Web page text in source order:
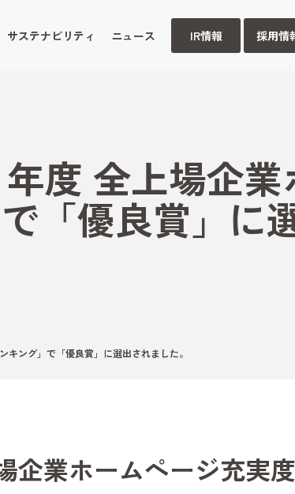
サステナビリティ ニュース IR情報 採用情
度 全上場企
「優良賞」に
キング」で「優良賞」に選出されました。
業ホームページ充実